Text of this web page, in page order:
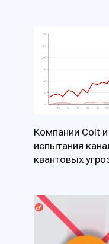
Компании Colt
испытания
квантовых